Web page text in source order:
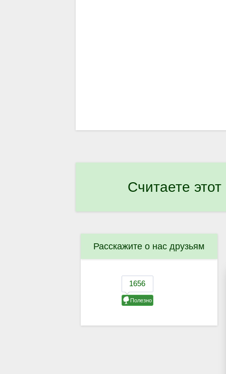
Считаете
Расскажите о нас друзьям